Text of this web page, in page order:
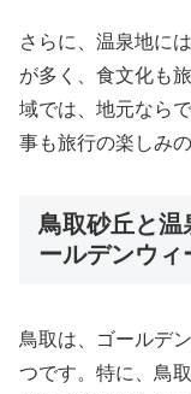
さらに、温泉地に
が多く、食文化も
域では、地元なら
事も旅行の楽しみ
鳥取砂丘と
ールデンウィ
鳥取は、ゴールデ
つです。特に、鳥